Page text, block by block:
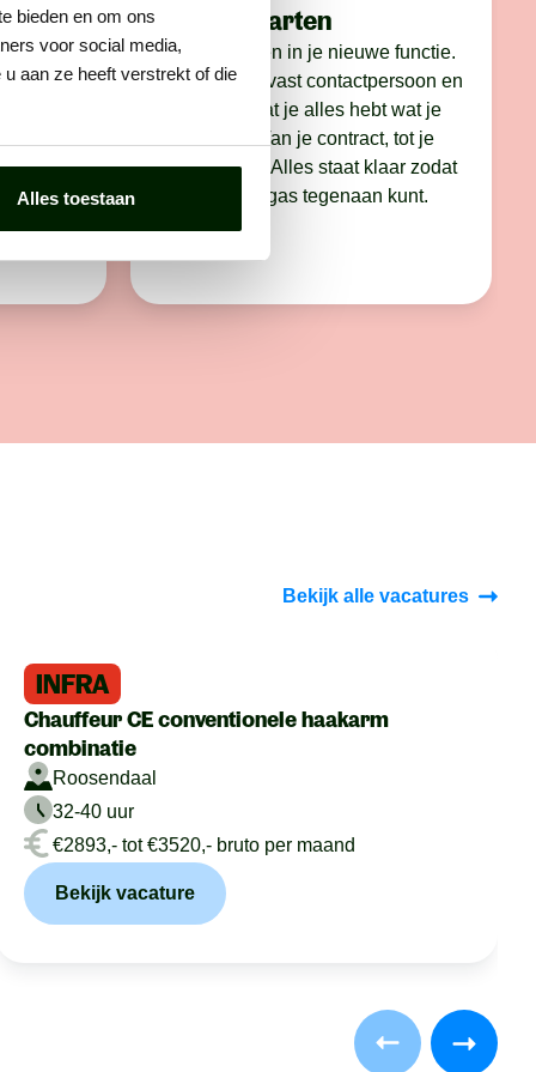
bieden en om ons
voor social media,
aan ze heeft verstrekt of die
Alles toestaan
We
je CV
je voor
Stap 4: starten
Jij gaat starten in je nieuwe functie.
Je krijgt een vast contactpersoon en
we zorgen dat je alles hebt wat je
nodig hebt. Van je contract, tot je
werkkleding. Alles staat klaar zodat
je er met vol gas tegenaan kunt.
Bekijk alle vacatures
INFRA
Chauffeur CE conventionele haakarm
combinatie
Roosendaal
32-40 uur
€2893,- tot €3520,- bruto per maand
Bekijk vacature